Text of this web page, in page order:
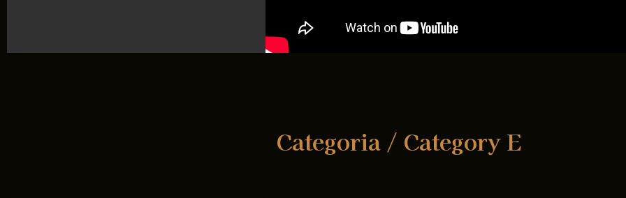
Categoria / Category E